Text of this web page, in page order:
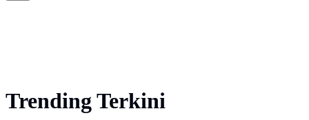
Trending Terkini